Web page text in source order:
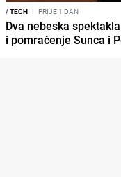
/TECH I PRIJE 1 DAN
Dva nebeska
i pomračenje Sunca i